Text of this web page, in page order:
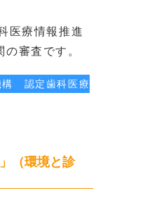
医療情報推進
審査です。
構 認定歯科医療
（環境と診